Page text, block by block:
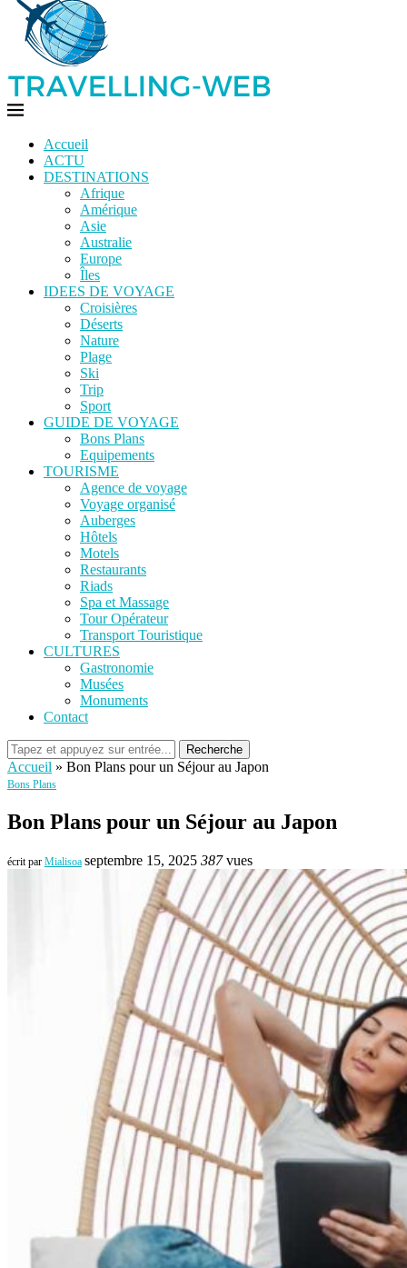
Accueil
ACTU
DESTINATIONS
Afrique
Amérique
Asie
Australie
Europe
Îles
IDEES DE VOYAGE
Croisières
Déserts
Nature
Plage
Ski
Trip
Sport
GUIDE DE VOYAGE
Bons Plans
Equipements
TOURISME
Agence de voyage
Voyage organisé
Auberges
Hôtels
Motels
Restaurants
Riads
Spa et Massage
Tour Opérateur
Transport Touristique
CULTURES
Gastronomie
Musées
Monuments
Contact
Recherche
Accueil » Bon Plans pour un Séjour au Japon
Bons Plans
Bon Plans pour un Séjour au Japon
écrit par Mialisoa septembre 15, 2025 387vues